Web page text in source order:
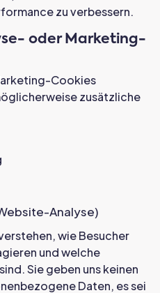
zu verbessern.
oder Marketing-
Cookies
zusätzliche
Analyse)
wie Besucher
und welche
Sie geben uns keinen
Daten, es sei